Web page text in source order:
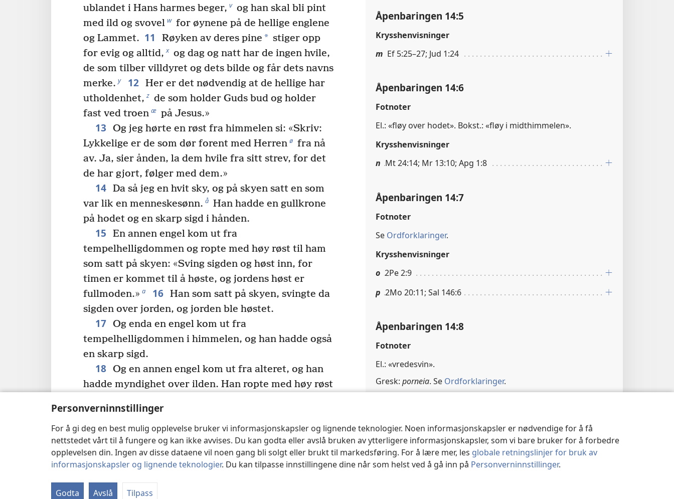
Personverninnstillinger
For å gi deg en best mulig opplevelse bruker vi informasjonskapsler og lignende teknologier. Noen informasjonskapsler er nødvendige for å få
nettstedet vårt til å fungere og kan ikke avvises. Du kan godta eller avslå bruken av ytterligere informasjonskapsler, som vi bare bruker for å forbedre
opplevelsen din. Ingen av disse dataene vil noen gang bli solgt eller brukt til markedsføring. For å lære mer, les globale retningslinjer for bruk av
informasjonskapsler og lignende teknologier. Du kan tilpasse innstillingene dine når som helst ved å gå inn på Personverninnstillinger.
Godta Avslå Tilpass
ublandet i Hans harmes beger, v og han skal bli pint
med ild og svovel w for øynene på de hellige englene
og Lammet. 11 Røyken av deres pine * stiger opp
for evig og alltid, x og dag og natt har de ingen hvile,
de som tilber villdyret og dets bilde og får dets navns
merke. y 12 Her er det nødvendig at de hellige har
utholdenhet, z de som holder Guds bud og holder
fast ved troen æ på Jesus.»
13
Og jeg hørte en røst fra himmelen si: «Skriv:
Lykkelige er de som dør forent med Herren ø fra nå
av. Ja, sier ånden, la dem hvile fra sitt strev, for det
de har gjort, følger med dem.»
14 Da så jeg en hvit sky, og på skyen satt en som
var lik en menneskesønn. å Han hadde en gullkrone
på hodet og en skarp sigd i hånden.
15
En annen engel kom ut fra
tempelhelligdommen og ropte med høy røst til ham
som satt på skyen: «Sving sigden og høst inn, for
timen er kommet til å høste, og jordens høst er
fullmoden.» a 16 Han som satt på skyen, svingte da
sigden over jorden, og jorden ble høstet.
17 Og enda en engel kom ut fra
tempelhelligdommen i himmelen, og han hadde også
en skarp sigd.
18 Og en annen engel kom ut fra alteret, og han
hadde myndighet over ilden. Han ropte med høy røst
skarpe sigden din og høst klasene på jordens vintre,
for druene er blitt modne.» b 19 Engelen svingte
sigden over jorden og høstet jordens vintre, og han
kastet det i Guds vredes store vinpresse.
c 20
blod ut av vinpressen. Det sto så høyt opp som til
Åpenbaringen 14:5
Krysshenvisninger
m Ef 5:25–27; Jud 1:24
Åpenbaringen 14:6
Fotnoter
El.: «fløy over hodet». Bokst.: «fløy i midthimmelen».
Krysshenvisninger
n Mt 24:14; Mr 13:10; Apg 1:8
Åpenbaringen 14:7
Fotnoter
Se Ordforklaringer.
Krysshenvisninger
o 2Pe 2:9
p 2Mo 20:11; Sal 146:6
Åpenbaringen 14:8
Fotnoter
El.: «vredesvin».
Gresk: porneia. Se Ordforklaringer.
r Jes 21:9; Åp 18:21
s Jer 51:7, 8; Åp 17:1, 2; Åp 18:2, 3